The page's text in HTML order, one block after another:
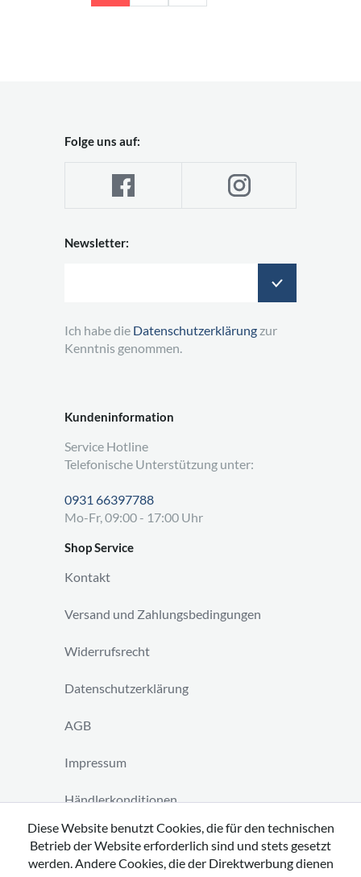
Kundeninformation
Service Hotline
Telefonische Unterstützung unter:
0931 66397788
Mo-Fr, 09:00 - 17:00 Uhr
Shop Service
Kontakt
Versand und Zahlungsbedingungen
Widerrufsrecht
Datenschutzerklärung
AGB
Impressum
Händlerkonditionen
Vertrag widerrufen
Folge uns auf:
Newsletter:
Ich habe die Datenschutzerklärung zur
Kenntnis genommen.
Diese Website benutzt Cookies, die für den technischen
Betrieb der Website erforderlich sind und stets gesetzt
werden. Andere Cookies, die der Direktwerbung dienen